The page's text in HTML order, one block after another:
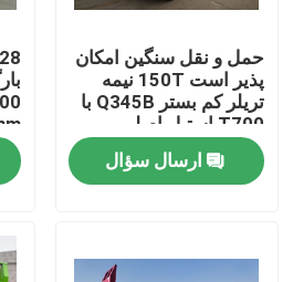
حمل و نقل سنگین امکان
پذیر است 150T نیمه
تریلر کم بستر Q345B با
T700 استیل اصلی
ارسال سؤال